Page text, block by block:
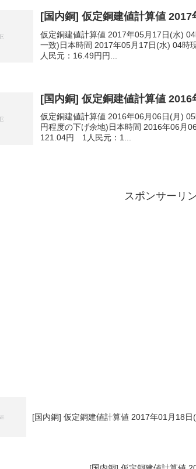
[国内銅] 仮定銅建値計算値
仮定銅建値計算値 2017年05月17日(水)
一致)日本時間 2017年05月17日(水) 04
人民元：16.49円円...
[国内銅] 仮定銅建値計算値
仮定銅建値計算値 2016年06月06日(月)
円程度の下げ余地)日本時間 2016年06月
121.04円 1人民元：1...
スポンサーリ
[国内銅] 仮定銅建値計算値 2017年01月18日